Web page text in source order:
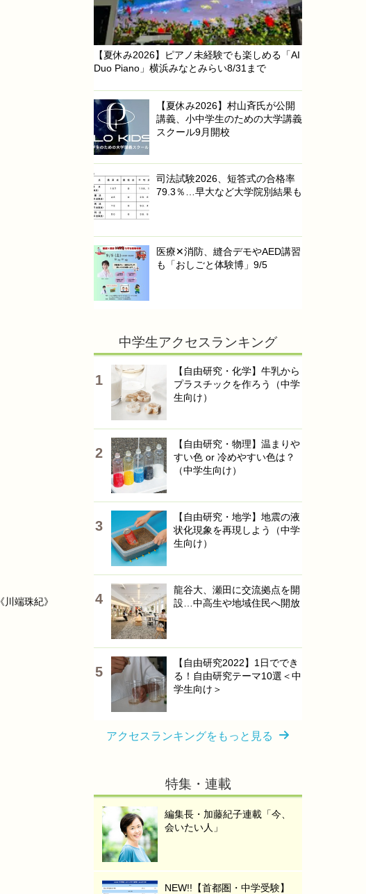
《川端珠紀》
【夏休み2026】ピアノ未経験でも楽しめる「AI
Duo Piano」横浜みなとみらい8/31まで
【夏休み2026】村山斉氏が公開
講義、小中学生のための大学講義
スクール9月開校
司法試験2026、短答式の合格率
79.3％…早大など大学院別結果も
医療✕消防、縫合デモやAED講習
も「おしごと体験博」9/5
中学生アクセスランキング
【自由研究・化学】牛乳から
プラスチックを作ろう（中学
生向け）
【自由研究・物理】温まりや
すい色 or 冷めやすい色は？
（中学生向け）
【自由研究・地学】地震の液
状化現象を再現しよう（中学
生向け）
龍谷大、瀬田に交流拠点を開
設…中高生や地域住民へ開放
【自由研究2022】1日ででき
る！自由研究テーマ10選＜中
学生向け＞
アクセスランキングをもっと見る
特集・連載
編集長・加藤紀子連載「今、
会いたい人」
NEW!!【首都圏・中学受験】